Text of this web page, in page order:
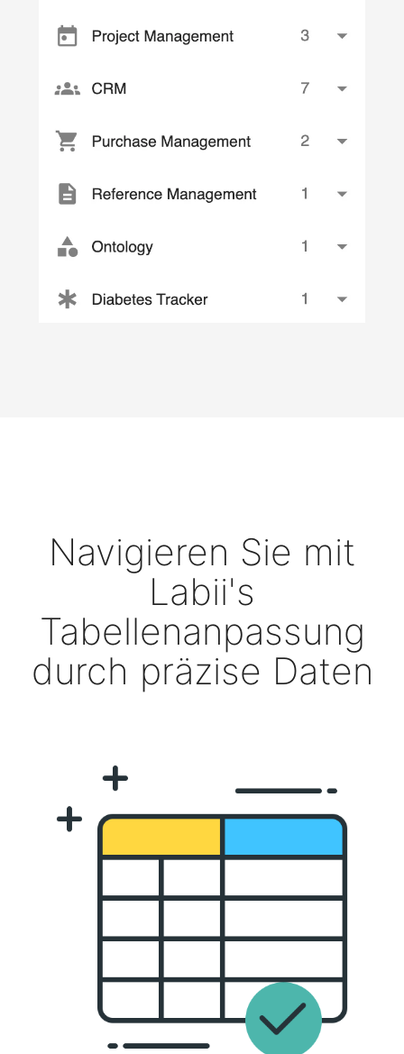
Navigieren Sie mit
Labii's
Tabellenanpassung
durch präzise Daten